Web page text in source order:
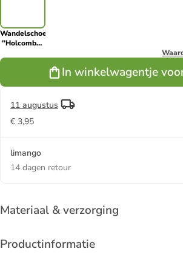
Wandelschoenen
''Holcombe''
In winkelwagentje
11 augustus
€ 3,95
limango
14 dagen retour
Materiaal & verzorging
Productinformatie